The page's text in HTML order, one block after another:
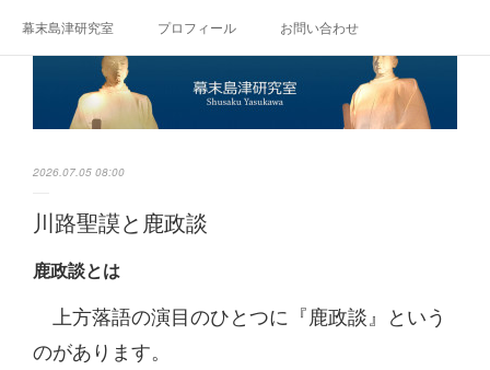
幕末島津研究室 プロフィール お問い合わせ
2026.07.05 08:00
川路聖謨と鹿政談
鹿政談とは
上方落語の演目のひとつに『鹿政談』という
のがあります。